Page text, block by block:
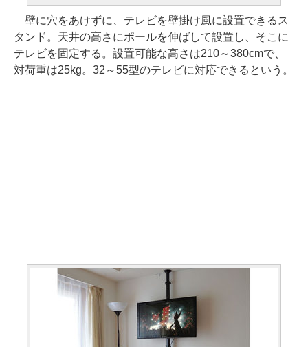
壁に穴をあけずに、テレビを壁掛け風に設置できるス
タンド。天井の高さにポールを伸ばして設置し、そこに
テレビを固定する。設置可能な高さは210～380cmで、
対荷重は25kg。32～55型のテレビに対応できるという。